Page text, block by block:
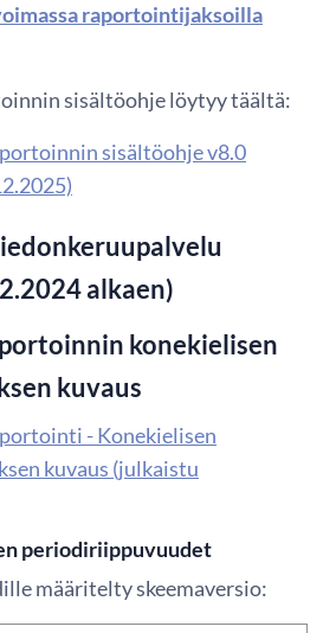
raportointijaksoilla
sisältöohje löytyy täältä:
sisältöohje v8.0
alkaen)
konekielisen
kuvaus
- Konekielisen
kuvaus (julkaistu
periodiriippuvuudet
määritelty skeemaversio: